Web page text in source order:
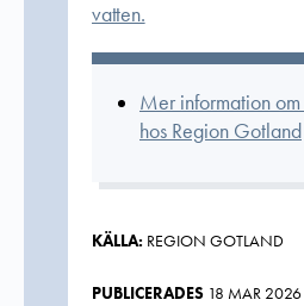
vatten.
Mer information
hos Region Gotland
KÄLLA: REGION GOTLAND
PUBLICERADES 18 MAR